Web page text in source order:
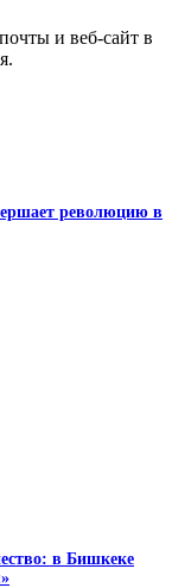
и веб-сайт в
революцию в
в Бишкеке